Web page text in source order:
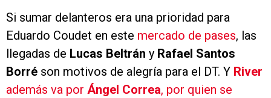
Si sumar delanteros era una prioridad para
Eduardo Coudet en este mercado de pases, las
llegadas de Lucas Beltrán y Rafael Santos
Borré son motivos de alegría para el DT. Y River
además va por Ángel Correa, por quien se